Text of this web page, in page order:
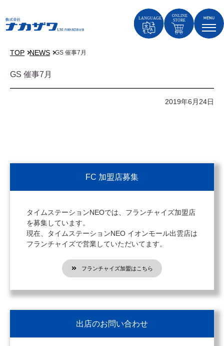
TOP NEWS GS 催事7月
GS 催事7月
2019年6月24日
FC 加盟店募集
タイムステーションNEOでは、フランチャイズ加盟店
を募集しています。
現在、タイムステーションNEO イオンモール出雲店は
フランチャイズで営業していただいてます。
フランチャイズ加盟はこちら
出店のお問い合わせ